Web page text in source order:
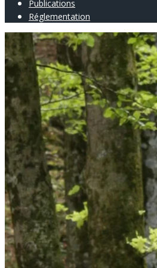
Publications
Réglementation